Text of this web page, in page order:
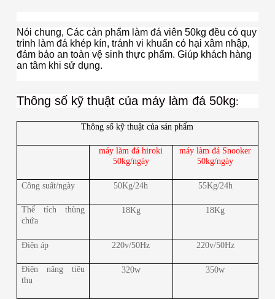
Nói chung, Các cản phẩm làm đá viên 50kg đều có quy
trình làm đá khép kín, tránh vi khuẩn có hại xâm nhập,
đảm bảo an toàn vệ sinh thực phẩm. Giúp khách hàng
an tâm khi sử dụng.
Thông số kỹ thuật của máy làm đá 50kg:
Thông số kỹ thuật của sản phẩm
máy làm đá hiroki
50kg/ngày
máy làm đá Snooker
50kg/ngày
Công suất/ngày 50Kg/24h 55Kg/24h
Thể tích thùng
chứa
18Kg 18Kg
Điện áp 220v/50Hz 220v/50Hz
Điện năng tiêu
thụ
320w 350w